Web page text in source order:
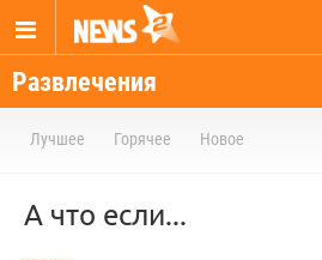
Развлечения
Лучшее Горячее Новое
А что если...